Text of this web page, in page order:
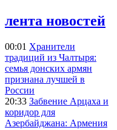
лента новостей
00:01 Хранители
традиций из Чалтыря:
семья донских армян
признана лучшей в
России
20:33 Забвение Арцаха и
коридор для
Азербайджана: Армения